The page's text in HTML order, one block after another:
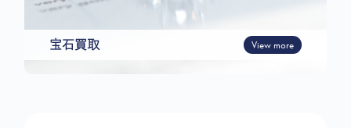
宝石買取 View more